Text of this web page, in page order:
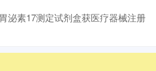
泌素17测定试剂盒获医疗器械注册